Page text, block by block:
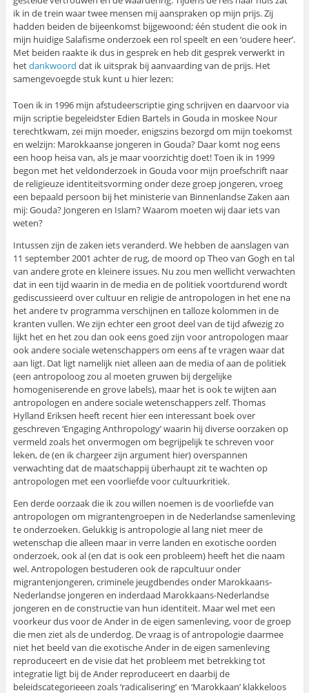
ik in de trein waar twee mensen mij aanspraken op mijn prijs. Zij
hadden beiden de bijeenkomst bijgewoond; één student die ook in
mijn huidige Salafisme onderzoek een rol speelt en een ‘oudere heer’.
Met beiden raakte ik dus in gesprek en heb dit gesprek verwerkt in
hetdankwoord dat ik uitsprak bij aanvaarding van de prijs. Het
samengevoegde stuk kunt u hier lezen:
Toen ik in 1996 mijn afstudeerscriptie ging schrijven en daarvoor via
mijn scriptie begeleidster Edien Bartels in Gouda in moskee Nour
terechtkwam, zei mijn moeder, enigszins bezorgd om mijn toekomst
en welzijn: Marokkaanse jongeren in Gouda? Daar komt nog eens
een hoop heisa van, als je maar voorzichtig doet! Toen ik in 1999
begon met het veldonderzoek in Gouda voor mijn proefschrift naar
de religieuze identiteitsvorming onder deze groep jongeren, vroeg
een bepaald persoon bij het ministerie van Binnenlandse Zaken aan
mij: Gouda? Jongeren en Islam? Waarom moeten wij daar iets van
weten?
Intussen zijn de zaken iets veranderd. We hebben de aanslagen van
11 september 2001 achter de rug, de moord op Theo van Gogh en tal
van andere grote en kleinere issues. Nu zou men wellicht verwachten
dat in een tijd waarin in de media en de politiek voortdurend wordt
gediscussieerd over cultuur en religie de antropologen in het ene na
het andere tv programma verschijnen en talloze kolommen in de
kranten vullen. We zijn echter een groot deel van de tijd afwezig zo
lijkt het en het zou dan ook eens goed zijn voor antropologen maar
ook andere sociale wetenschappers om eens af te vragen waar dat
aan ligt. Dat ligt namelijk niet alleen aan de media of aan de politiek
(een antropoloog zou al moeten gruwen bij dergelijke
homogeniserende en grove labels), maar het is ook te wijten aan
antropologen en andere sociale wetenschappers zelf. Thomas
Hylland Eriksen heeft recent hier een interessant boek over
geschreven ‘Engaging Anthropology’ waarin hij diverse oorzaken op
vermeld zoals het onvermogen om begrijpelijk te schreven voor
leken, de (en ik chargeer zijn argument hier) overspannen
verwachting dat de maatschappij überhaupt zit te wachten op
antropologen met een voorliefde voor cultuurkritiek.
Een derde oorzaak die ik zou willen noemen is de voorliefde van
antropologen om migrantengroepen in de Nederlandse samenleving
te onderzoeken. Gelukkig is antropologie al lang niet meer de
wetenschap die alleen maar in verre landen en exotische oorden
onderzoek, ook al (en dat is ook een probleem) heeft het die naam
wel. Antropologen bestuderen ook de rapcultuur onder
migrantenjongeren, criminele jeugdbendes onder Marokkaans-
Nederlandse jongeren en inderdaad Marokkaans-Nederlandse
jongeren en de constructie van hun identiteit. Maar wel met een
voorkeur dus voor de Ander in de eigen samenleving, voor de groep
die men ziet als de underdog. De vraag is of antropologie daarmee
niet het beeld van die exotische Ander in de eigen samenleving
reproduceert en de visie dat het probleem met betrekking tot
integratie ligt bij de Ander reproduceert en daarbij de
beleidscategorieeen zoals ‘radicalisering’ en ‘Marokkaan’ klakkeloos